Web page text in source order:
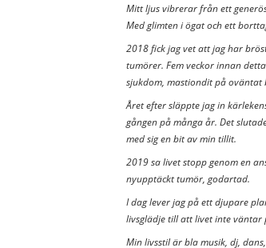
Mitt ljus vibrerar från ett
Med glimten i ögat och ett
2018 fick jag vet att jag har
tumörer. Fem veckor innan
sjukdom, mastiondit på oväntat
Året efter släppte jag in
gången på många år. Det
med sig en bit av min tillit.
2019 sa livet stopp genom en
nyupptäckt tumör, godartad.
I dag lever jag på ett djupare
livsglädje till att livet inte väntar
Min livsstil är bla musik, dj,